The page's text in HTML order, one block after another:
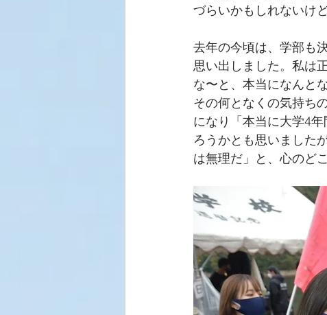
づらいかもしれないけ
去年の今頃は、学部も
思い出しました。私は
な〜と、本当になんと
その何となくの気持ち
になり「本当に大学4
ろうかとも思いました
は無理だ」と、心のど